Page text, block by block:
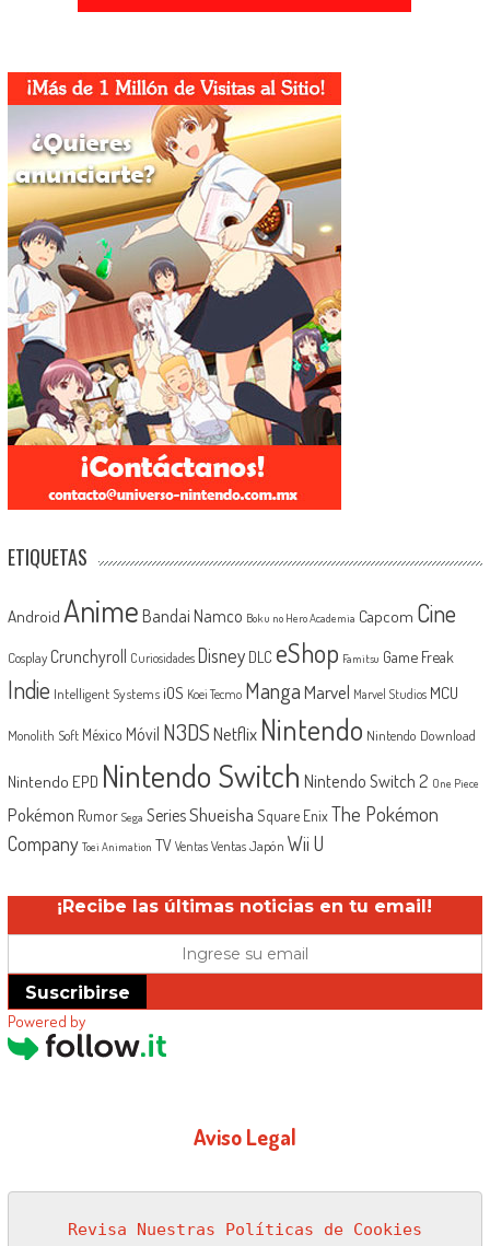
ETIQUETAS
Android Anime Bandai Namco Boku no Hero Academia Capcom Cine
Cosplay Crunchyroll Curiosidades Disney DLC eShop Famitsu Game Freak
Indie Intelligent Systems iOS Koei Tecmo MangaMarvel Marvel Studios MCU
Monolith Soft México Móvil N3DSNetflix Nintendo Nintendo Download
Nintendo EPD Nintendo Switch Nintendo Switch 2 One Piece
Pokémon Rumor Sega SeriesShueisha Square EnixThe Pokémon
Company Toei Animation TV Ventas Ventas Japón Wii U
¡Recibe las últimas noticias en tu email!
Suscribirse
Powered by
Aviso Legal
Revisa Nuestras Políticas de Cookies